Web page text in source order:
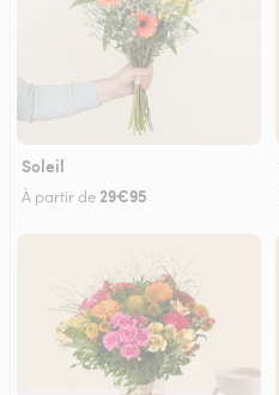
Soleil
À partir de 29€95